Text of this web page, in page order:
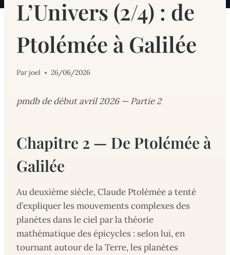
L’Univers (2/4) : de
Ptolémée à Galilée
Parjoel 26/06/2026
pmdb de début avril 2026 — Partie 2
Chapitre 2 — De Ptolémée à
Galilée
Au deuxième siècle, Claude Ptolémée a tenté
d’expliquer les mouvements complexes des
planètes dans le ciel par la théorie
mathématique des épicycles : selon lui, en
tournant autour de la Terre, les planètes